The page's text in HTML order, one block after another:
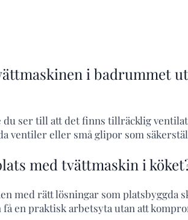
i badrummet
du ser till att det finns tillräcklig
ventiler eller små glipor som
med tvättmaskin i
med rätt lösningar som platsbyggda
få en praktisk arbetsyta utan att